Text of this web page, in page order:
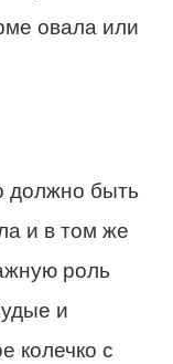
овала или
должно быть
и в том же
роль
и
колечко с